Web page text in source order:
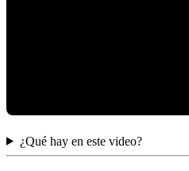
¿Qué hay en este video?